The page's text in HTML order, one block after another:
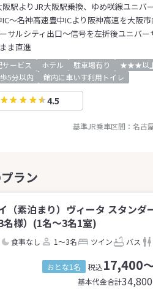
駅よりJR大阪駅乗換、ゆめ咲線ユニバ
～名神高速豊中ICより阪神高速を大阪
サルシティ出口～信号を左折後ユニバ
ま直進
サービス ホテル 駐車場有り ★★★以
5分以内
館内に車いす利用トイレ
4.5
基準JR乗車区間： 名古
（素泊まり）ヴィータ スタンダ
名様）(1名～3名1室)
食事なし 1～3名 ツイン バス
おとな1名 税込17,400
基本代金合計